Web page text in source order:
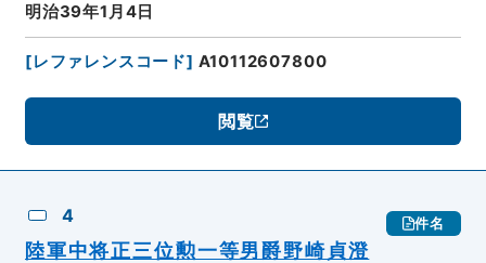
明治39年1月4日
[レファレンスコード] A10112607800
閲覧
4 件名
陸軍中将正三位勲一等男爵野崎貞澄